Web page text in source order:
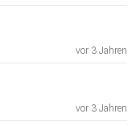
vor 3 Jahren
vor 3 Jahren